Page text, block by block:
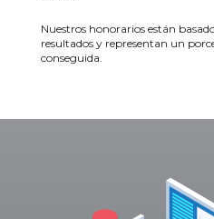
Nuestros honorarios están
resultados y representan un
conseguida.